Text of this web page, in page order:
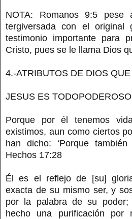
NOTA: Romanos 9:5 pese
tergiversada con el original
testimonio importante para
Cristo, pues se le llama Dios
4.-ATRIBUTOS DE DIOS
JESUS ES
Porque por él tenemos
existimos, aun como ciertos
han dicho: ‘Porque
Hechos 17:28
Él es el reflejo de [su]
exacta de su mismo ser, y
por la palabra de su
hecho una purificación por